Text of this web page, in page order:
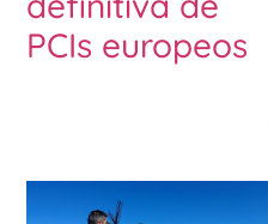
PCIs europeos